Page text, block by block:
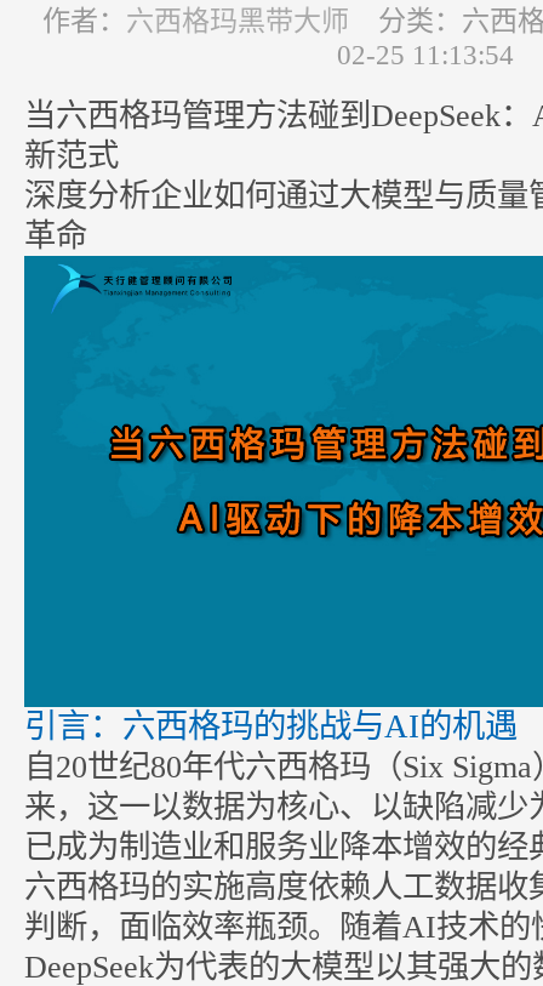
作者： 六西格玛黑带大师 分类：六西
02-25 11:13:54
当六西格玛管理方法碰到DeepSeek
新范式
深度分析企业如何通过大模型与质量
革命
引言：六西格玛的挑战与AI的机遇
自20世纪80年代六西格玛（Six
来，这一以数据为核心、以缺陷减少
已成为制造业和服务业降本增效的经
六西格玛的实施高度依赖人工数据收
判断，面临效率瓶颈。随着AI技术的
DeepSeek为代表的大模型以其强大